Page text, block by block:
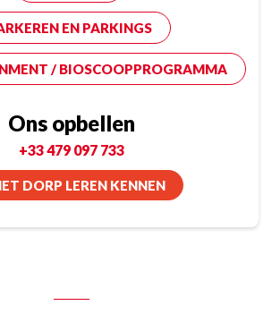
EN PARKINGS
/ BIOSCOOPPROGRAMMA
Ons opbellen
+33 479 097 733
DORP LEREN KENNEN